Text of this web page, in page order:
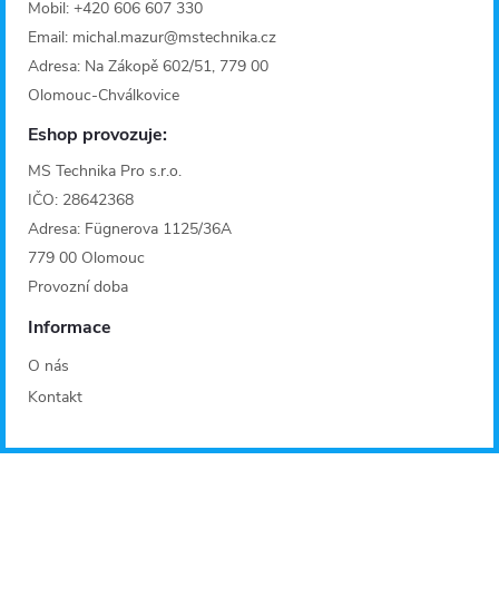
Mobil: +420 606 607 330
Email: michal.mazur@mstechnika.cz
Adresa: Na Zákopě 602/51, 779 00
Olomouc-Chválkovice
Eshop provozuje:
MS Technika Pro s.r.o.
IČO: 28642368
Adresa: Fügnerova 1125/36A
779 00 Olomouc
Provozní doba
Informace
O nás
Kontakt